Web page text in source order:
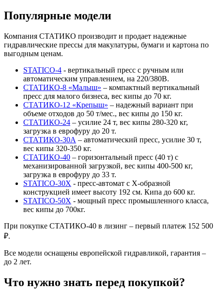
Популярные модели
Компания СТАТИКО производит и продает надежные
гидравлические прессы для макулатуры, бумаги и картона по
выгодным ценам.
STATICO-4 - вертикальный пресс с ручным или
автоматическим управлением, на 220/380В.
СТАТИКО-8 «Малыш» – компактный вертикальный
пресс для малого бизнеса, вес кипы до 70 кг.
СТАТИКО-12 «Крепыш» – надежный вариант при
объеме отходов до 50 т/мес., вес кипы до 150 кг.
СТАТИКО-24 – усилие 24 т, вес кипы 280-320 кг,
загрузка в еврофуру до 20 т.
СТАТИКО-30А – автоматический пресс, усилие 30 т,
вес кипы 320-350 кг.
СТАТИКО-40 – горизонтальный пресс (40 т) с
механизированной загрузкой, вес кипы 400-500 кг,
загрузка в еврофуру до 33 т.
STATICO-30Х - пресс-автомат с Х-образной
конструкцией имеет высоту 192 см. Кипа до 600 кг.
STATICO-50X - мощный пресс промышленного класса,
вес кипы до 700кг.
При покупке СТАТИКО-40 в лизинг – первый платеж 152 500
₽.
Все модели оснащены европейской гидравликой, гарантия –
до 2 лет.
Что нужно знать перед покупкой?